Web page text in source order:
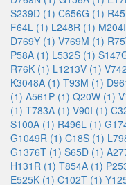
S239D (1) C656G (1)
F64L (1) L248R (1)
D769Y (1) V769M (1)
P58A (1) L532S (1)
R76K (1) L1213V (1)
K3048A (1) T93M (1)
(1) A561P (1) Q20W (1)
(1) T783A (1) V90I (1)
S100A (1) R496L (1)
G1049R (1) C18S (1)
G1376T (1) S65D (1)
H131R (1) T854A (1)
E525K (1) C102T (1)